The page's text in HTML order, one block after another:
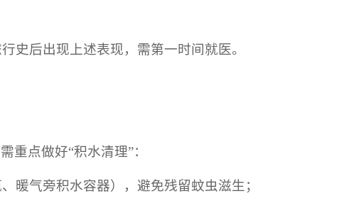
史后出现上述表现，需第一时间就医。
重点做好“积水清理”：
暖气旁积水容器），避免残留蚊虫滋生；